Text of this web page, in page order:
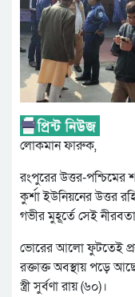
লোকমান ফারুক,
রংপুরের উত্তর-পশ্চিমের
কুর্শা ইউনিয়নের উত্তর
গভীর মুহূর্তে সেই নীরবতা
ভোরের আলো ফুটতেই
রক্তাক্ত অবস্থায় পড়ে
স্ত্রী সুর্বণা রায় (৬০)।